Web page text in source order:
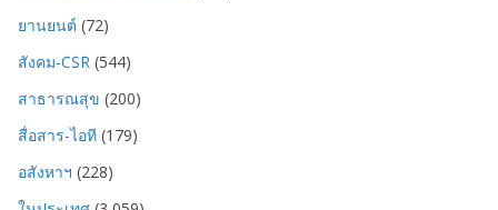
ยานยนต์ (72)
สังคม-CSR (544)
สาธารณสุข (200)
สื่อสาร-ไอที (179)
อสังหาฯ (228)